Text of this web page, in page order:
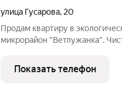
улица Гусарова, 20
Продам квартиру в
микрорайон "Ветлужанка".
линии, в шаговой доступности
остановка общественного
Показать телефон